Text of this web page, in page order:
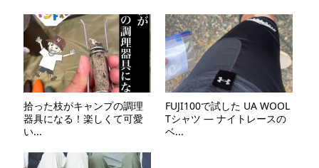
拾った枝がキャンプの調理
器具になる！楽しくて可愛
い...
FUJI100で試した UA WOOL
Tシャツ — ナイトレースの
ベ...